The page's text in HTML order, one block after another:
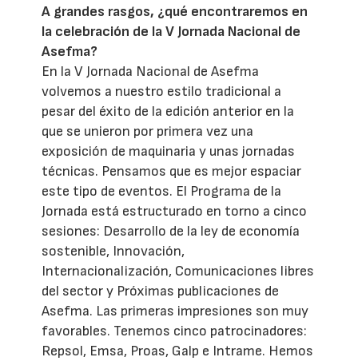
A grandes rasgos, ¿qué encontraremos en
la celebración de la V Jornada Nacional de
Asefma?
En la V Jornada Nacional de Asefma
volvemos a nuestro estilo tradicional a
pesar del éxito de la edición anterior en la
que se unieron por primera vez una
exposición de maquinaria y unas jornadas
técnicas. Pensamos que es mejor espaciar
este tipo de eventos. El Programa de la
Jornada está estructurado en torno a cinco
sesiones: Desarrollo de la ley de economía
sostenible, Innovación,
Internacionalización, Comunicaciones libres
del sector y Próximas publicaciones de
Asefma. Las primeras impresiones son muy
favorables. Tenemos cinco patrocinadores:
Repsol, Emsa, Proas, Galp e Intrame. Hemos